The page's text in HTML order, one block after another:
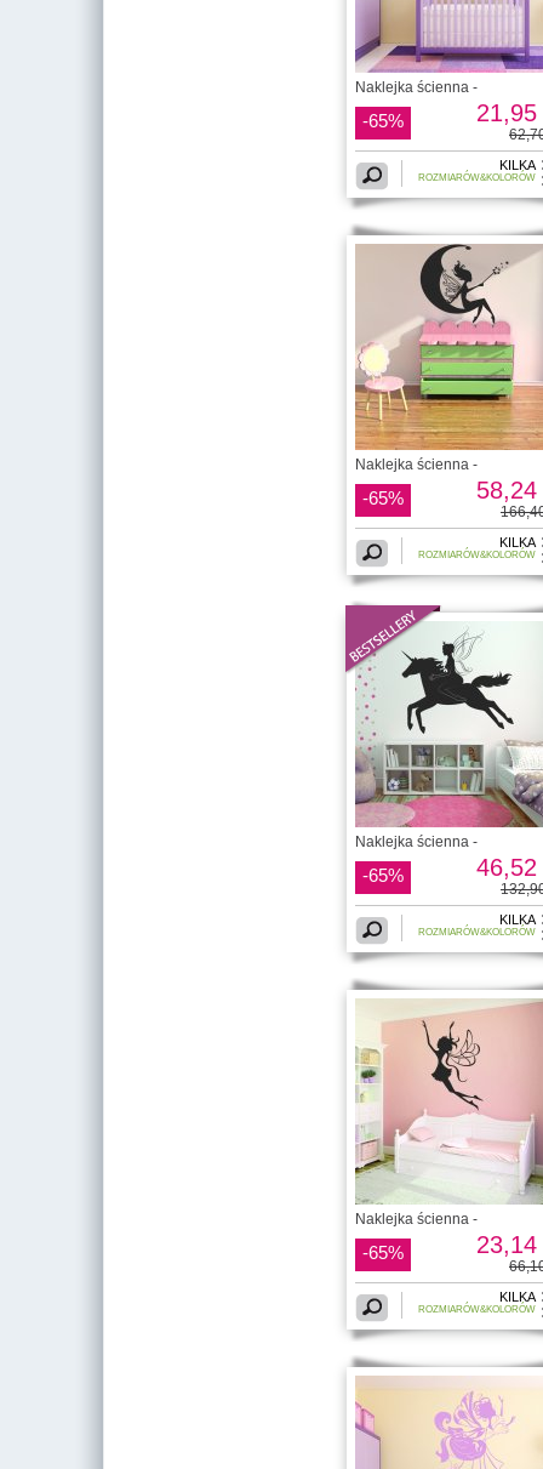
Naklejka ścienna -
-65% 21,95
KILKA
ROZMIARÓW&KOLORÓW
Naklejka ścienna -
-65% 58,24
KILKA
ROZMIARÓW&KOLORÓW
Naklejka ścienna -
-65% 46,52
KILKA
ROZMIARÓW&KOLORÓW
Naklejka ścienna -
-65% 23,14
KILKA
ROZMIARÓW&KOLORÓW